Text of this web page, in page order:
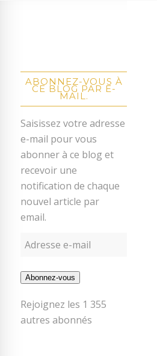
ABONNEZ-VOUS À
CE BLOG PAR E-
MAIL.
Saisissez votre adresse
e-mail pour vous
abonner à ce blog et
recevoir une
notification de chaque
nouvel article par
email.
Abonnez-vous
Rejoignez les 1 355
autres abonnés